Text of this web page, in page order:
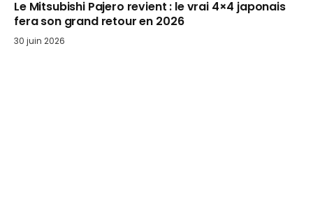
Le Mitsubishi Pajero revient : le vrai 4×4 japonais
fera son grand retour en 2026
30 juin 2026